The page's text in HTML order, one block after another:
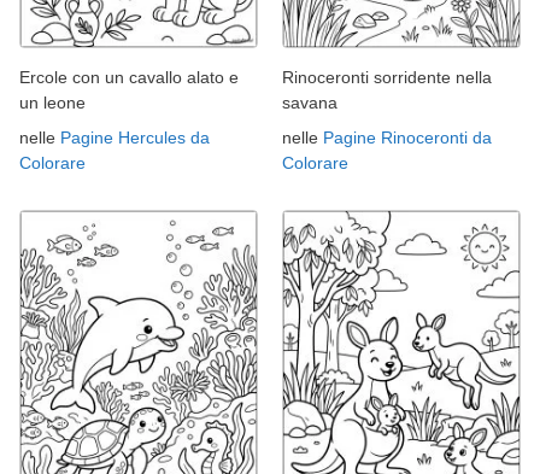
Ercole con un cavallo alato e
un leone
nelle Pagine Hercules da
Colorare
Rinoceronti sorridente nella
savana
nelle Pagine Rinoceronti da
Colorare